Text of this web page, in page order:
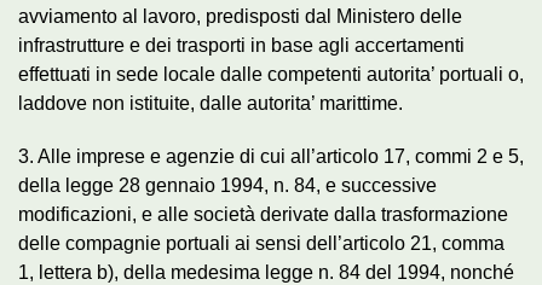
avviamento al lavoro, predisposti dal Ministero delle
infrastrutture e dei trasporti in base agli accertamenti
effettuati in sede locale dalle competenti autorita’ portuali o,
laddove non istituite, dalle autorita’ marittime.
3. Alle imprese e agenzie di cui all’articolo 17, commi 2 e 5,
della legge 28 gennaio 1994, n. 84, e successive
modificazioni, e alle società derivate dalla trasformazione
delle compagnie portuali ai sensi dell’articolo 21, comma
1, lettera b), della medesima legge n. 84 del 1994, nonché